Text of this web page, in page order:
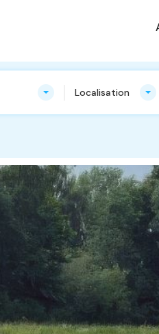
Localisation